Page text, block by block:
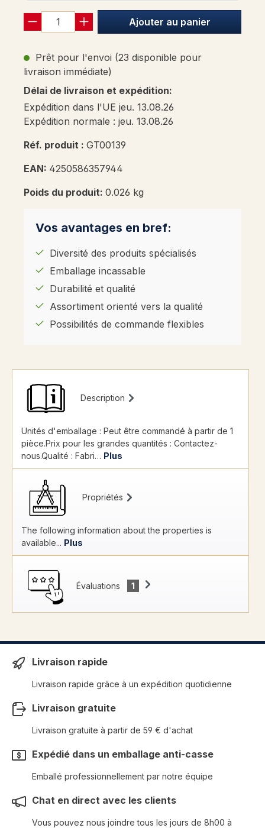
Ajouter au panier
Prêt pour l'envoi (23 disponible pour
livraison immédiate)
Délai de livraison et expédition:
Expédition dans l'UE jeu. 13.08.26
Expédition normale : jeu. 13.08.26
Réf. produit : GT00139
EAN: 4250586357944
Poids du produit: 0.026 kg
Vos avantages en bref:
Diversité des produits spécialisés
Emballage incassable
Durabilité et qualité
Assortiment orienté vers la qualité
Possibilités de commande flexibles
Description
Unités d'emballage : Peut être commandé à partir de 1
pièce.Prix pour les grandes quantités : Contactez-
nous.Qualité : Fabri… Plus
Propriétés
The following information about the properties is
available... Plus
Évaluations 1
Livraison rapide
Livraison rapide grâce à un expédition quotidienne
Livraison gratuite
Livraison gratuite à partir de 59 € d'achat
Expédié dans un emballage anti-casse
Emballé professionnellement par notre équipe
Chat en direct avec les clients
Vous pouvez nous joindre tous les jours de 8h00 à